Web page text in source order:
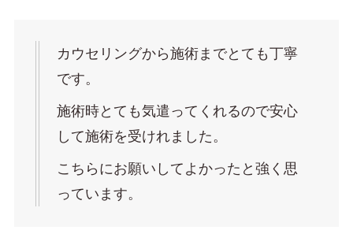
カウセリングから施術までとても丁寧
です。
施術時とても気遣ってくれるので安心
して施術を受けれました。
こちらにお願いしてよかったと強く思
っています。